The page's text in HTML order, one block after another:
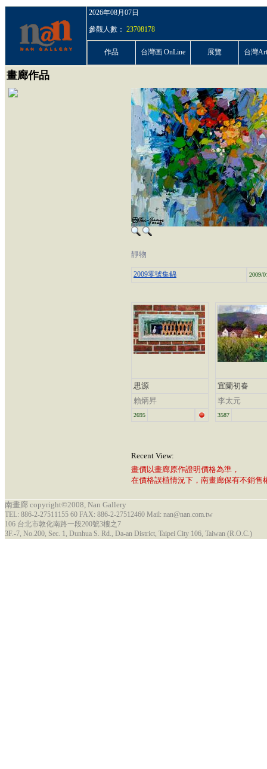
2026年08月07日
參觀人數： 23708178
作品 台灣画 OnLine 展覽 台灣
畫廊作品
靜物
2009零號集錦 2009/
思源
賴炳昇
2695
宜蘭初春
李太元
3587
Recent View:
畫價以畫廊原作證明價格為準，
在價格誤植情況下，南畫廊保有不銷售
南畫廊 copyright©2008, Nan Gallery
TEL: 886-2-27511155 60 FAX: 886-2-27512460 Mail: nan@nan.com.tw
106 台北市敦化南路一段200號3樓之7
3F.-7, No.200, Sec. 1, Dunhua S. Rd., Da-an District, Taipei City 106, Taiwan (R.O.C.)